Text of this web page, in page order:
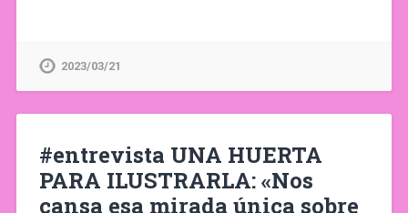
2023/03/21
#entrevista UNA HUERTA
PARA ILUSTRARLA: «Nos
cansa esa mirada única sobre